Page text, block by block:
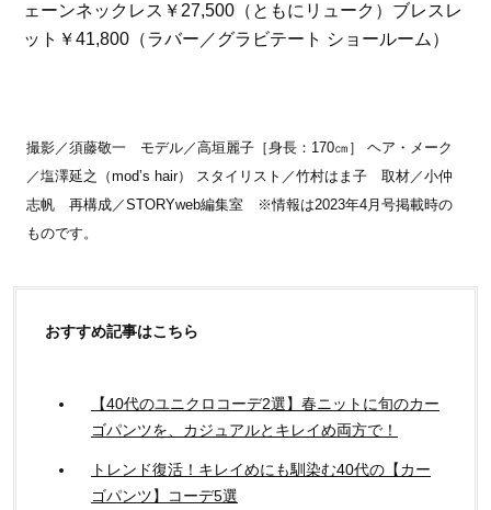
ェーンネックレス￥27,500（ともにリューク）ブレスレ
ット￥41,800（ラバー／グラビテート ショールーム）
撮影／須藤敬一 モデル／高垣麗子［身長：170㎝］ ヘア・メーク
／塩澤延之（mod’s hair） スタイリスト／竹村はま子 取材／小仲
志帆 再構成／STORYweb編集室 ※情報は2023年4月号掲載時の
ものです。
おすすめ記事はこちら
【40代のユニクロコーデ2選】春ニットに旬のカー
ゴパンツを、カジュアルとキレイめ両方で！
トレンド復活！キレイめにも馴染む40代の【カー
ゴパンツ】コーデ5選